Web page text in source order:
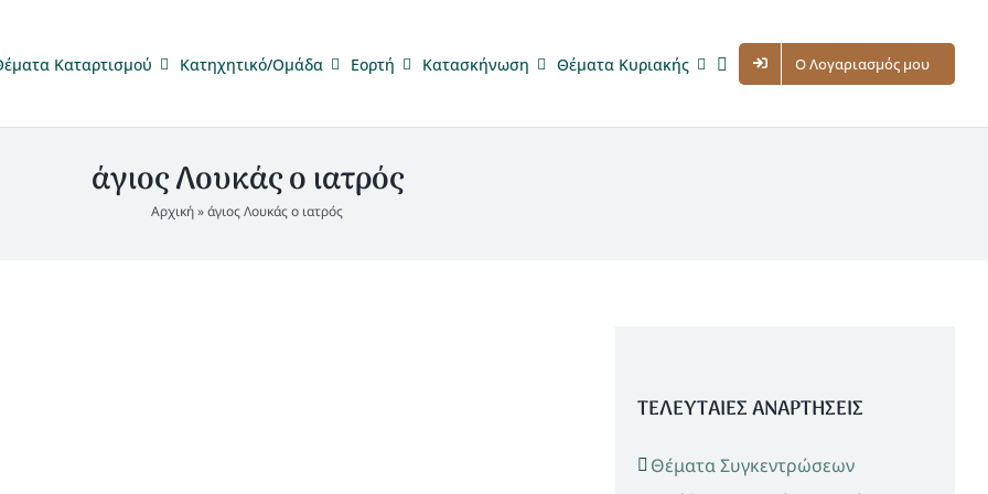
Καταρτισμού Κατηχητικό/Ομάδα Eορτή Κατασκήνωση Θέματα Κυριακής Ο Λογαριασμός μου
άγιος Λουκάς ο ιατρός
Αρχική»άγιος Λουκάς ο ιατρός
ΤΕΛΕΥΤΑΙΕΣ ΑΝΑΡΤΗΣΕΙΣ
Θέματα Συγκεντρώσεων